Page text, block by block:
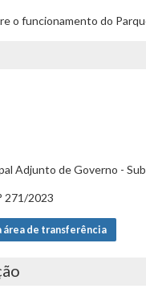
o funcionamento do
Adjunto de Governo -
271/2023
área de transferência